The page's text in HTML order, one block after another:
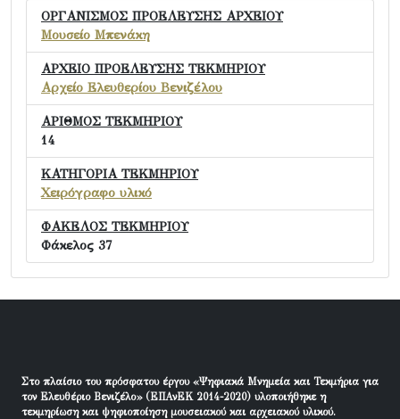
ΟΡΓΑΝΙΣΜΟΣ ΠΡΟΕΛΕΥΣΗΣ ΑΡΧΕΙΟΥ
Μουσείο Μπενάκη
ΑΡΧΕΙΟ ΠΡΟΕΛΕΥΣΗΣ ΤΕΚΜΗΡΙΟΥ
Αρχείο Ελευθερίου Βενιζέλου
ΑΡΙΘΜΟΣ ΤΕΚΜΗΡΙΟΥ
14
ΚΑΤΗΓΟΡΙΑ ΤΕΚΜΗΡΙΟΥ
Χειρόγραφο υλικό
ΦΑΚΕΛΟΣ ΤΕΚΜΗΡΙΟΥ
Φάκελος 37
Στο πλαίσιο του πρόσφατου έργου «Ψηφιακά Μνημεία και Τεκμήρια για
τον Ελευθέριο Βενιζέλο» (ΕΠΑνΕΚ 2014-2020) υλοποιήθηκε η
τεκμηρίωση και ψηφιοποίηση μουσειακού και αρχειακού υλικού.